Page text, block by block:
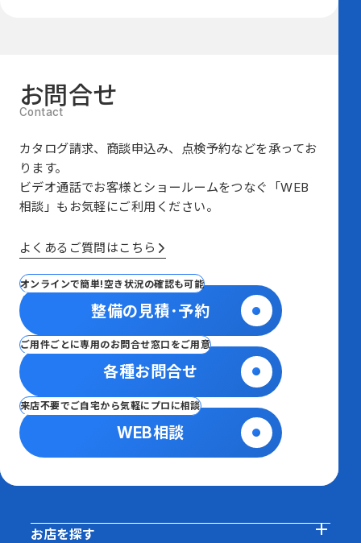
お問合せ
カタログ請求、商談申込み、点検予約などを承ってお
ります。
ビデオ通話でお客様とショールームをつなぐ
「WEB
相談」も お気軽にご利用ください。
よくあるご質問はこちら
オンラインで簡単!空き状況の確認も可能
整備の見積･予約
ご用件ごとに専用のお問合せ窓口をご用意
各種お問合せ
来店不要でご自宅から気軽にプロに相談
WEB相談
お店を探す